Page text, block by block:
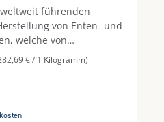
führenden
von Enten- und
welche von
trapezförmigen
obendrein noch
Produkt, das mit einer
€ / 1 Kilogramm)